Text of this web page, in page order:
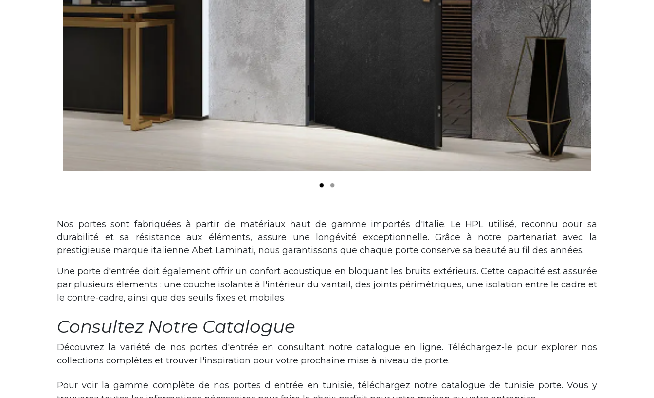
Nos portes sont fabriquées à partir de matériaux haut de gamme importés d'Italie. Le HPL utilisé, reconnu pour sa
durabilité et sa résistance aux éléments, assure une longévité exceptionnelle. Grâce à notre partenariat avec la
prestigieuse marque italienne Abet Laminati, nous garantissons que chaque porte conserve sa beauté au fil des années.
Une porte d'entrée doit également offrir un confort acoustique en bloquant les bruits extérieurs. Cette capacité est assurée
par plusieurs éléments : une couche isolante à l'intérieur du vantail, des joints périmétriques, une isolation entre le cadre et
le contre-cadre, ainsi que des seuils fixes et mobiles.
Consultez Notre Catalogue
Découvrez la variété de nos portes d'entrée en consultant notre catalogue en ligne. Téléchargez-le pour explorer nos
collections complètes et trouver l'inspiration pour votre prochaine mise à niveau de porte.
Pour voir la gamme complète de nos portes d entrée en tunisie, téléchargez notre catalogue de tunisie porte. Vous y